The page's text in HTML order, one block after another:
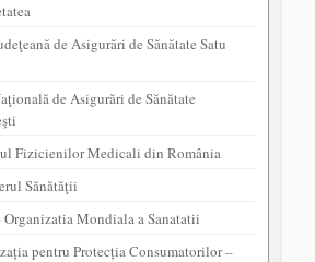
de Asigurări de Sănătate Satu
de Asigurări de Sănătate
Fizicienilor Medicali din România
Sănătăţii
Organizatia Mondiala a Sanatatii
pentru Protecția Consumatorilor –